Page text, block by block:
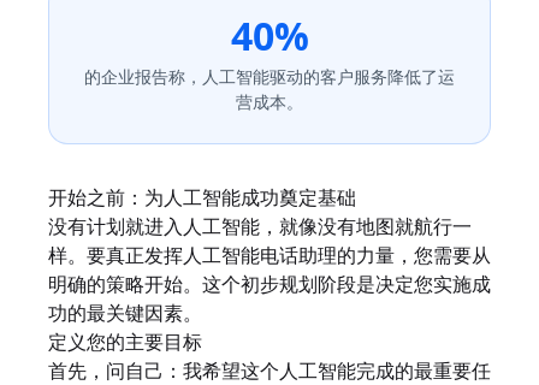
40%
的企业报告称，人工智能驱动的客户服务降低了运
营成本。
开始之前：为人工智能成功奠定基础
没有计划就进入人工智能，就像没有地图就航行一
样。要真正发挥人工智能电话助理的力量，您需要从
明确的策略开始。这个初步规划阶段是决定您实施成
功的最关键因素。
定义您的主要目标
首先，问自己：我希望这个人工智能完成的最重要任